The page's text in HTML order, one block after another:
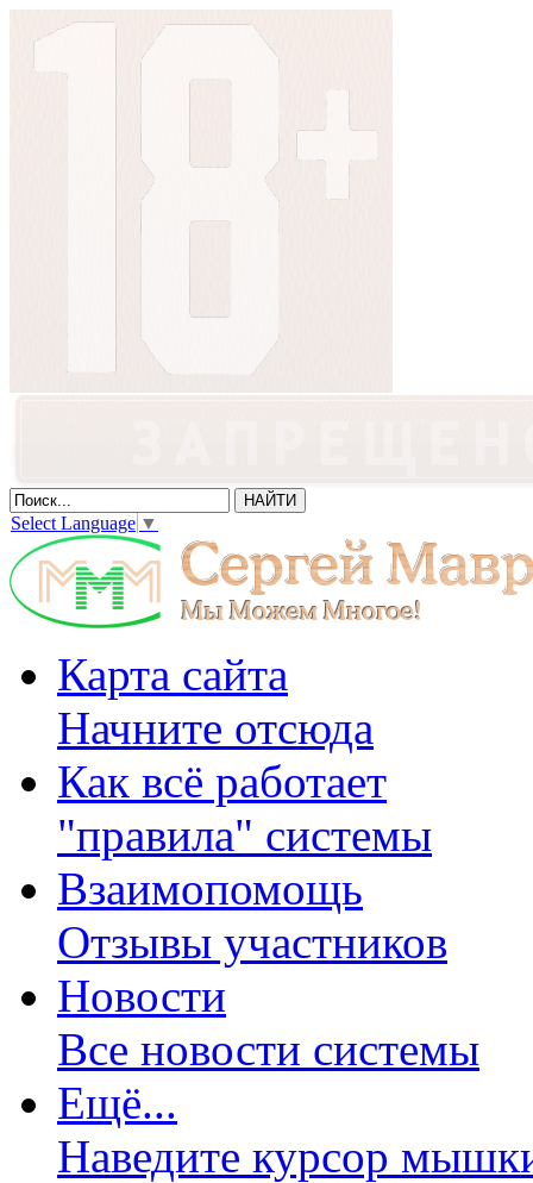
Select Language ▼
Карта сайта
Начните отсюда
Как всё работает
"правила" системы
Взаимопомощь
Отзывы участников
Новости
Все новости системы
Ещё...
Наведите курсор